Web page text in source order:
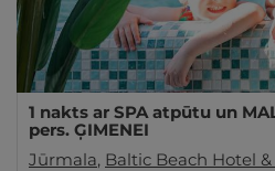
1 nakts ar SPA atpūtu un
pers. ĢIMENEI
Jūrmala, Baltic Beach Hotel &